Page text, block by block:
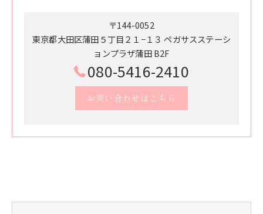
〒144-0052
東京都大田区蒲田５丁目２１−１３ ペガサスステーシ
ョンプラザ蒲田 B2F
080-5416-2410
お問い合わせはこちら